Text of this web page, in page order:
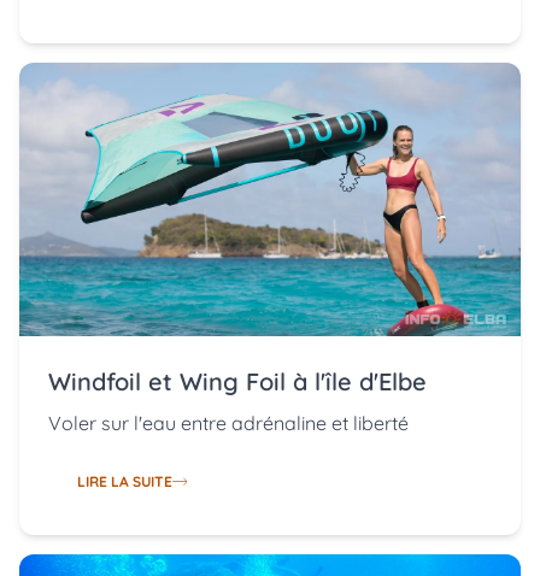
Windfoil et Wing Foil à l'île d'Elbe
Voler sur l'eau entre adrénaline et liberté
LIRE LA SUITE